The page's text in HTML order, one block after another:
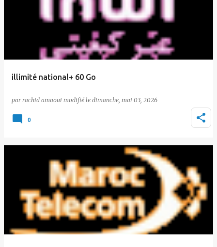
illimité national+ 60 Go
par rachid amaoui le dimanche, mai 03, 2026
0